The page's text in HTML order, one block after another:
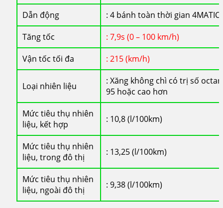
Dẫn động
: 4 bánh toàn thời gian 4MATIC
Tăng tốc
: 7,9s (0 – 100 km/h)
Vận tốc tối đa
: 215 (km/h)
Loại nhiên liệu
: Xăng không chì có trị số
95 hoặc cao hơn
Mức tiêu thụ nhiên
liệu, kết hợp
: 10,8 (l/100km)
Mức tiêu thụ nhiên
liệu, trong đô thị
: 13,25 (l/100km)
Mức tiêu thụ nhiên
liệu, ngoài đô thị
: 9,38 (l/100km)